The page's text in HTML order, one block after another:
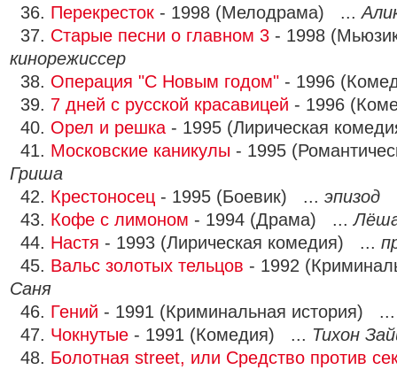
36. Перекресток - 1998 (Мелодрама) ...
37. Старые песни о главном 3 - 1998
кинорежиссер
38. Операция "С Новым годом" - 1996
39. 7 дней с русской красавицей - 1996
40. Орел и решка - 1995 (Лирическая
41. Московские каникулы - 1995
Гриша
42. Крестоносец - 1995 (Боевик) ... эпизод
43. Кофе с лимоном - 1994 (Драма) ...
44. Настя - 1993 (Лирическая комедия) ...
45. Вальс золотых тельцов - 1992
Саня
46. Гений - 1991 (Криминальная история)
47. Чокнутые - 1991 (Комедия) ... Тихон
48. Болотная street, или Средство против